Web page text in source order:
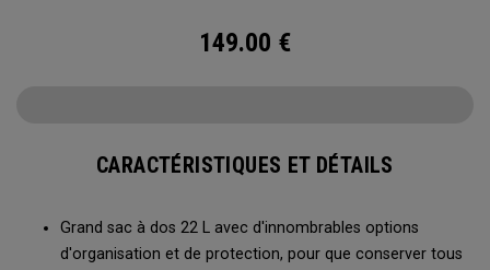
149.00 €
CARACTÉRISTIQUES ET DÉTAILS
Grand sac à dos 22 L avec d'innombrables options
d'organisation et de protection, pour que conserver tous